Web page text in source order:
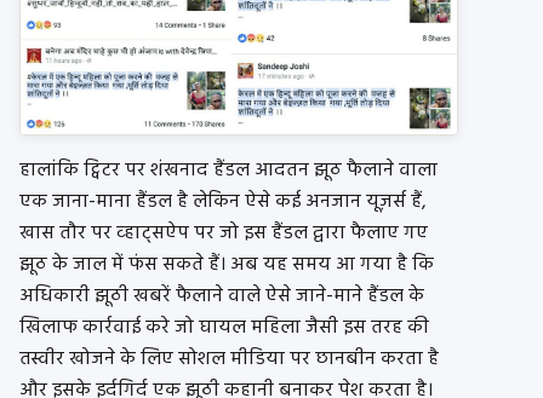
हालांकि ट्विटर पर शंखनाद हैंडल आदतन झूठ फैलाने वाला
एक जाना-माना हैंडल है लेकिन ऐसे कई अनजान यूज़र्स हैं,
खास तौर पर व्‍हाट्सऐप पर जो इस हैंडल द्वारा फैलाए गए
झूठ के जाल में फंस सकते हैं। अब यह समय आ गया है कि
अधिकारी झूठी खबरें फैलाने वाले ऐसे जाने-माने हैंडल के
खिलाफ कार्रवाई करे जो घायल महिला जैसी इस तरह की
तस्‍वीर खोजने के लिए सोशल मीडिया पर छानबीन करता है
और इसके इर्दगिर्द एक झूठी कहानी बनाकर पेश करता है।